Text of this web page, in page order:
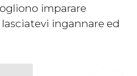
imparare
ingannare ed